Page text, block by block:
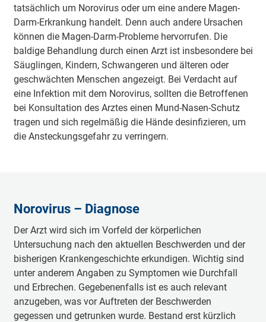
tatsächlich um Norovirus oder um eine andere Magen-
Darm-Erkrankung handelt. Denn auch andere Ursachen
können die Magen-Darm-Probleme hervorrufen. Die
baldige Behandlung durch einen Arzt ist insbesondere bei
Säuglingen, Kindern, Schwangeren und älteren oder
geschwächten Menschen angezeigt. Bei Verdacht auf
eine Infektion mit dem Norovirus, sollten die Betroffenen
bei Konsultation des Arztes einen Mund-Nasen-Schutz
tragen und sich regelmäßig die Hände desinfizieren, um
die Ansteckungsgefahr zu verringern.
Norovirus – Diagnose
Der Arzt wird sich im Vorfeld der körperlichen
Untersuchung nach den aktuellen Beschwerden und der
bisherigen Krankengeschichte erkundigen. Wichtig sind
unter anderem Angaben zu Symptomen wie Durchfall
und Erbrechen. Gegebenenfalls ist es auch relevant
anzugeben, was vor Auftreten der Beschwerden
gegessen und getrunken wurde. Bestand erst kürzlich